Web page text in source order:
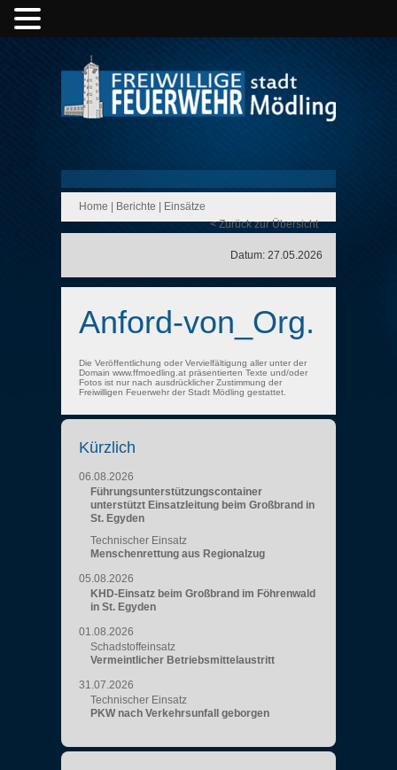
Home Berichte
Einsätze
< Zurück zur Übersicht
Datum: 27.05.2026
Anford-von_Org.
Die Veröffentlichung oder Vervielfältigung aller unter der
Domain www.ffmoedling.at präsentierten Texte und/oder
Fotos ist nur nach ausdrücklicher Zustimmung der
Freiwilligen Feuerwehr der Stadt Mödling gestattet.
Kürzlich
06.08.2026
Führungsunterstützungscontainer
unterstützt Einsatzleitung beim Großbrand in
St. Egyden
Technischer Einsatz
Menschenrettung aus Regionalzug
05.08.2026
KHD-Einsatz beim Großbrand im Föhrenwald
in St. Egyden
01.08.2026
Schadstoffeinsatz
Vermeintlicher Betriebsmittelaustritt
31.07.2026
Technischer Einsatz
PKW nach Verkehrsunfall geborgen